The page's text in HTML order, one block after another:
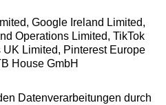
Bonitätsprüfung
Google Ireland Limited,
Operations Limited, TikTok
UK Limited, Pinterest Europe
House GmbH
Datenverarbeitungen durch